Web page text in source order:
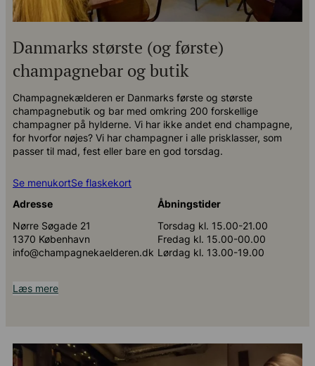
Danmarks største (og første)
champagnebar og butik
Champagnekælderen er Danmarks første og største
champagnebutik og bar med omkring 200 forskellige
champagner på hylderne. Vi har ikke andet end champagne,
for hvorfor nøjes? Vi har champagner i alle prisklasser, som
passer til mad, fest eller bare en god torsdag.
Se menukortSe flaskekort
Adresse
Nørre Søgade 21
1370 København
info@champagnekaelderen.dk
Åbningstider
Torsdag kl. 15.00-21.00
Fredag kl. 15.00-00.00
Lørdag kl. 13.00-19.00
Læs mere